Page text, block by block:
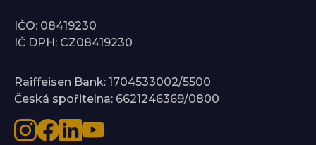
IČO: 08419230
IČ DPH: CZ08419230
Raiffeisen Bank: 1704533002/5500
Česká spořitelna: 6621246369/0800